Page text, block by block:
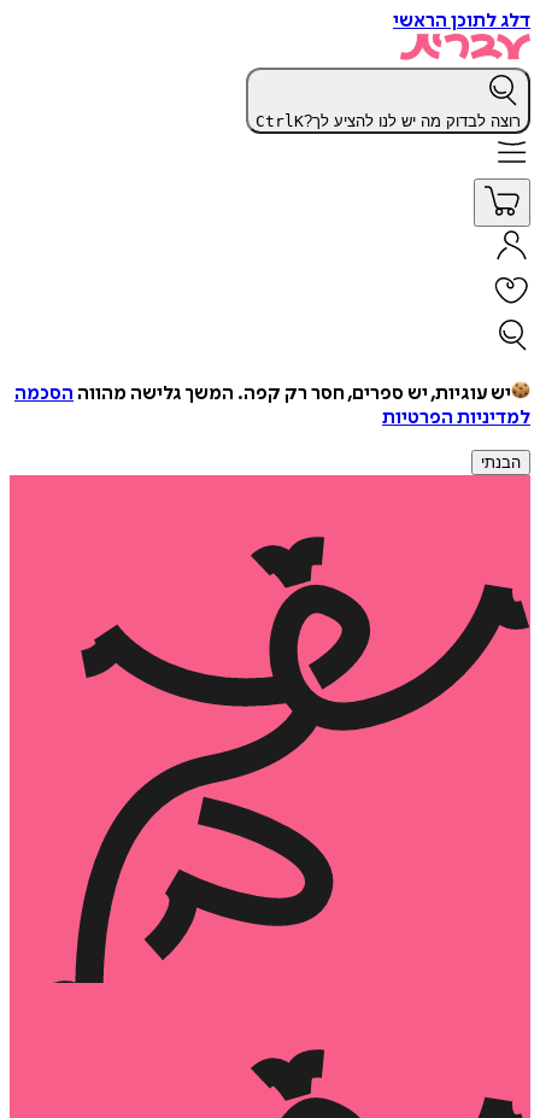
דלג לתוכן הראשי
רוצה לבדוק מה יש לנו להציע לך? CtrlK
יש עוגיות, יש ספרים, חסר רק קפה. המשך גלישה מהווה הסכמה
למדיניות הפרטיות
הבנתי